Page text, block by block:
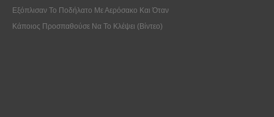
Εξόπλισαν Το Ποδήλατο Με Αερόσακο Και Όταν
Κάποιος Προσπαθούσε Να Το Κλέψει (Βίντεο)